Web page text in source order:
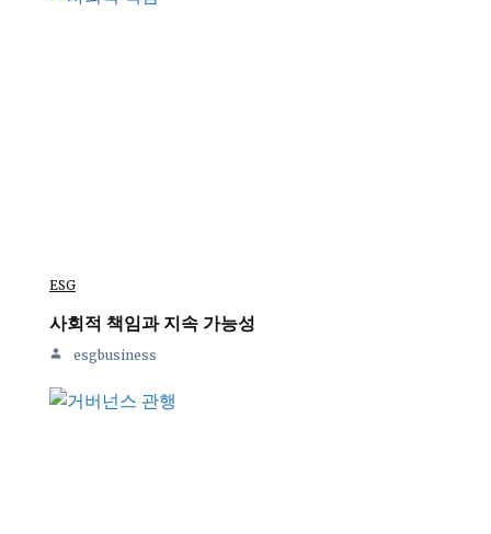
ESG
사회적 책임과 지속 가능성
esgbusiness